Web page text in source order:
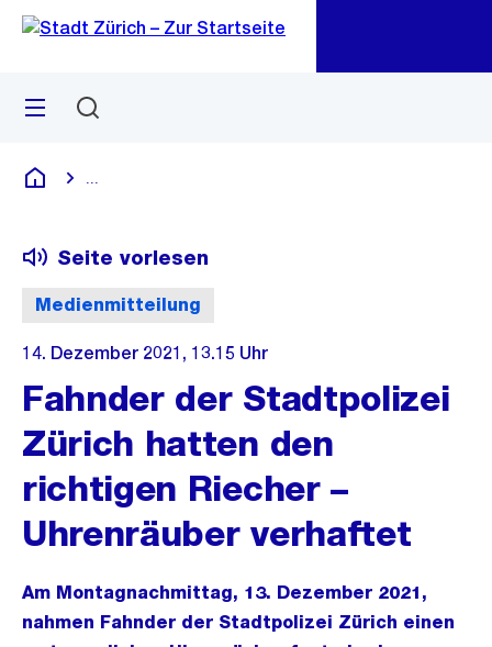
Navigation
Sprunglink
Menü
Deutsch
Medienmitteilung
Seite vorlesen
14. Dezember 2021, 13.15 Uhr
Fahnder der Stadtpolizei
Zürich hatten den
richtigen Riecher –
Uhrenräuber verhaftet
Am Montagnachmittag, 13. Dezember 2021,
nahmen Fahnder der Stadtpolizei Zürich einen